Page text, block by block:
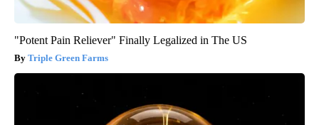
"Potent Pain Reliever" Finally Legalized in The US
Triple Green Farms